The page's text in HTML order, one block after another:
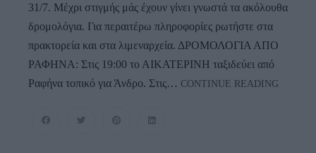
31/7. Μέχρι στιγμής μάς έχουν γίνει γνωστά τα ακόλουθα
δρομολόγια. Για περαιτέρω πληροφορίες ρωτήστε στα
πρακτορεία και στα λιμεναρχεία. ΔΡΟΜΟΛΟΓΙΑ ΑΠΟ
ΡΑΦΗΝΑ: Στις 19:00 το ΑΙΚΑΤΕΡΙΝΗ ταξιδεύει από
Ραφήνα τοπικό για Άνδρο. Στις… CONTINUE READING